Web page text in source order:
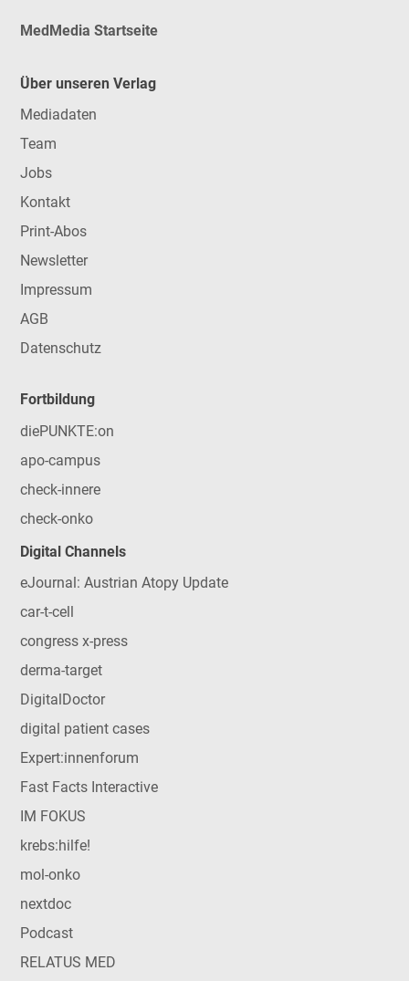
MedMedia Startseite
Über unseren Verlag
Mediadaten
Team
Jobs
Kontakt
Print-Abos
Newsletter
Impressum
AGB
Datenschutz
Fortbildung
diePUNKTE:on
apo-campus
check-innere
check-onko
Digital Channels
eJournal: Austrian Atopy Update
car-t-cell
congress x-press
derma-target
DigitalDoctor
digital patient cases
Expert:innenforum
Fast Facts Interactive
IM FOKUS
krebs:hilfe!
mol-onko
nextdoc
Podcast
RELATUS MED